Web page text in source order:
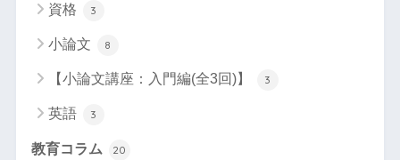
資格 3
小論文 8
【小論文講座：入門編(全3回)】 3
英語 3
教育コラム 20